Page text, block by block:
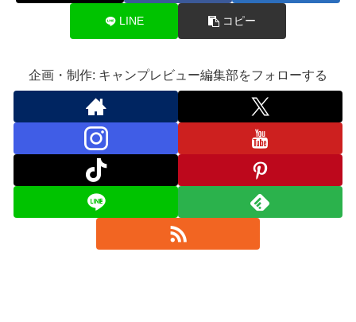
LINE コピー
企画・制作: キャンプレビュー編集部をフォローする